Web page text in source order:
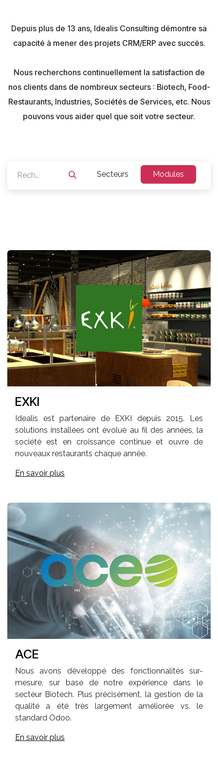
Depuis plus de 13 ans, Idealis Consulting démontre sa
capacité à mener des projets CRM/ERP avec succès.
Nous recherchons continuellement la satisfaction de
nos clients dans de nombreux secteurs : Biotech, Food-
Restaurants, Industries, Sociétés de Services, etc. Nous
pouvons vous aider quel que soit votre secteur.
Secteurs Modules
EXKI
Idealis est partenaire de EXKI depuis 2015. Les
solutions installées ont évolué au fil des années, la
société est en croissance continue et ouvre de
nouveaux restaurants chaque année.
En savoir plus
ACE
Nous avons développé des fonctionnalités sur-
mesure, sur base de notre expérience dans le
secteur Biotech. Plus précisément, la gestion de la
qualité a été très largement améliorée vs. le
standard Odoo.
En savoir plus